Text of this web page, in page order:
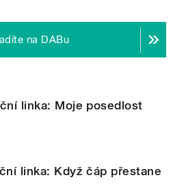
na DABu
linka: Moje posedlost
linka: Když čáp přestane